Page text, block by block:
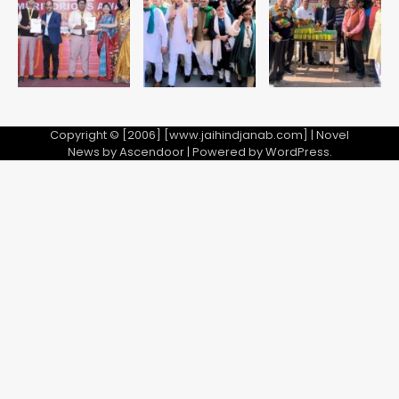
Copyright © [2006] [www.jaihindjanab.com] | Novel
News byAscendoor| Powered byWordPress.